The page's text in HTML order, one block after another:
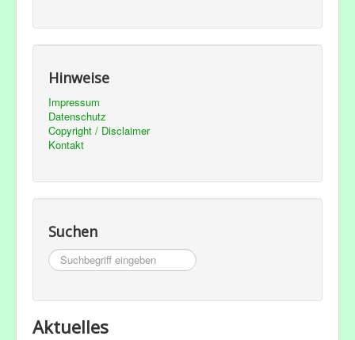
Hinweise
Impressum
Datenschutz
Copyright / Disclaimer
Kontakt
Suchen
Suchbegriff
eingeben
Aktuelles